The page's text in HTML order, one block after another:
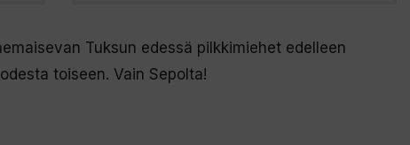
Tuksun edessä pilkkimiehet edelleen
toiseen. Vain Sepolta!